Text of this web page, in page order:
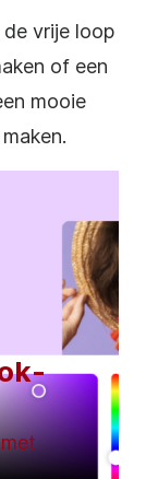
vrije loop
of een
mooie